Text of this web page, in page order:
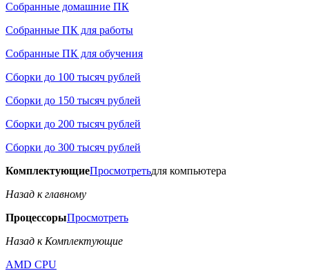
Собранные домашние ПК
Собранные ПК для работы
Собранные ПК для обучения
Сборки до 100 тысяч рублей
Сборки до 150 тысяч рублей
Сборки до 200 тысяч рублей
Сборки до 300 тысяч рублей
КомплектующиеПросмотретьдля компьютера
Назад к главному
ПроцессорыПросмотреть
Назад к Комплектующие
AMD CPU